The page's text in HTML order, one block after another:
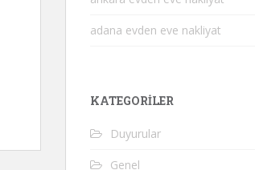
adana evden eve nakliyat
KATEGORILER
Duyurular
Genel